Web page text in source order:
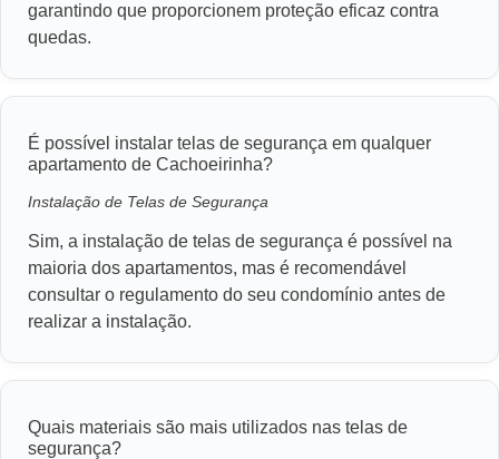
garantindo que proporcionem proteção eficaz contra
quedas.
É possível instalar telas de segurança em qualquer
apartamento de Cachoeirinha?
Instalação de Telas de Segurança
Sim, a instalação de telas de segurança é possível na
maioria dos apartamentos, mas é recomendável
consultar o regulamento do seu condomínio antes de
realizar a instalação.
Quais materiais são mais utilizados nas telas de
segurança?